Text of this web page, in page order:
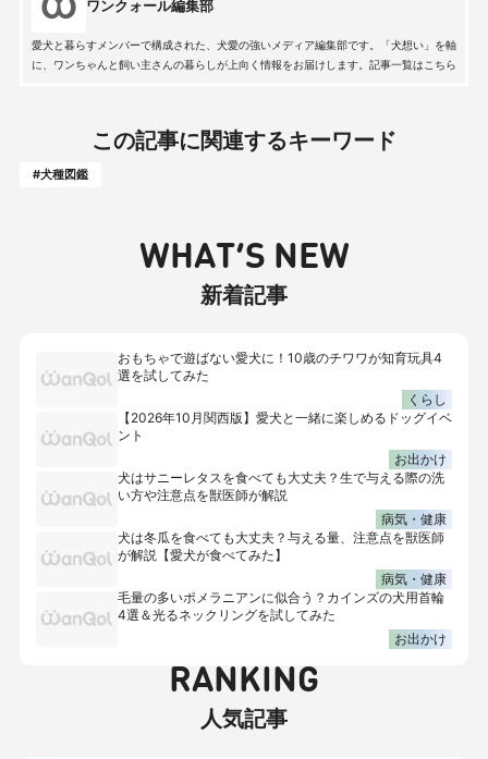
ワンクォール編集部
愛犬と暮らすメンバーで構成された、犬愛の強いメディア編集部です。「犬想い」を軸
に、ワンちゃんと飼い主さんの暮らしが上向く情報をお届けします。記事一覧はこちら
この記事に関連するキーワード
#犬種図鑑
WHAT’S NEW
新着記事
おもちゃで遊ばない愛犬に！10歳のチワワが知育玩具4
選を試してみた
くらし
【2026年10月関西版】愛犬と一緒に楽しめるドッグイベ
ント
お出かけ
犬はサニーレタスを食べても大丈夫？生で与える際の洗
い方や注意点を獣医師が解説
病気・健康
犬は冬瓜を食べても大丈夫？与える量、注意点を獣医師
が解説【愛犬が食べてみた】
病気・健康
毛量の多いポメラニアンに似合う？カインズの犬用首輪
4選＆光るネックリングを試してみた
お出かけ
RANKING
人気記事